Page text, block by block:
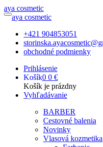
aya cosmetic
aya cosmetic
+421 904853051
obchodné podmienky
Prihlásenie
Košík0 0 €
Košík je prázdny
Vyhľadávanie
BARBER
Cestovné balenia
Novinky
Vlasová kozmetika